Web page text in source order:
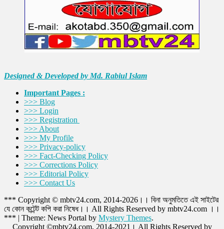
Designed & Developed by Md. Rabiul Islam
Important Pages :
>>> Blog
>>> Login
>>> Registration
>>> About
>>> My Profile
>>> Privacy-policy
>>> Fact-Checking Policy
>>> Corrections Policy
>>> Editorial Policy
>>> Contact Us
*** Copyright © mbtv24.com, 2014-2026।। বিনা অনুমতিতে এই সাইটের
যে কোন কন্টেন্ট কপি করা নিষেধ।। All Rights Reserved by mbtv24.com ।।
*** | Theme: News Portal by Mystery Themes.
Copyright ©mbtv24.com, 2014-2021। All Rights Reserved by